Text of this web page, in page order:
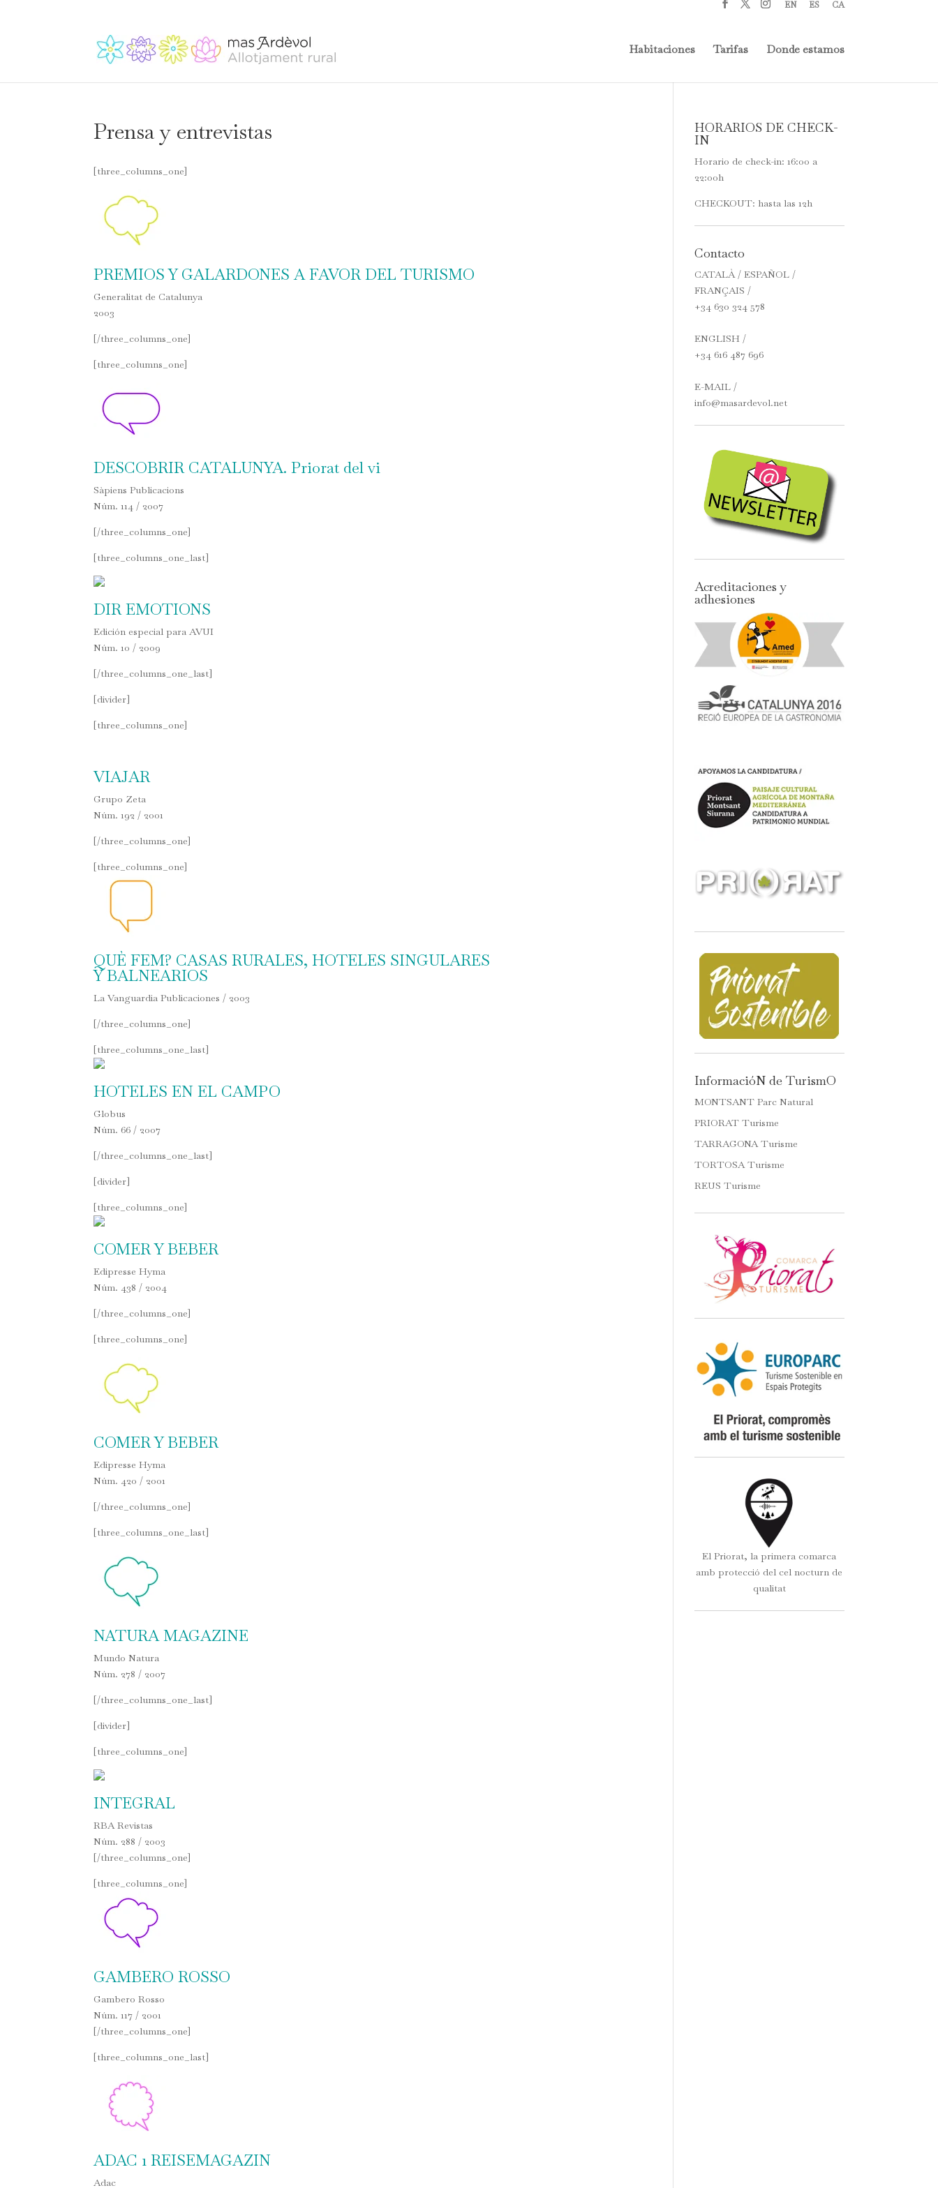
EN ES CA
Habitaciones Tarifas Donde estamos
Prensa y entrevistas
[three_columns_one]
PREMIOS Y GALARDONES A FAVOR DEL TURISMO
Generalitat de Catalunya
2003
[/three_columns_one]
[three_columns_one]
DESCOBRIR CATALUNYA. Priorat del vi
Sàpiens Publicacions
Núm. 114 / 2007
[/three_columns_one]
[three_columns_one_last]
DIR EMOTIONS
Edición especial para AVUI
Núm. 10 / 2009
[/three_columns_one_last]
[divider]
[three_columns_one]
VIAJAR
Grupo Zeta
Núm. 192 / 2001
[/three_columns_one]
[three_columns_one]
QUÈ FEM? CASAS RURALES, HOTELES SINGULARES
Y BALNEARIOS
La Vanguardia Publicaciones / 2003
[/three_columns_one]
[three_columns_one_last]
HOTELES EN EL CAMPO
Globus
Núm. 66 / 2007
[/three_columns_one_last]
[divider]
[three_columns_one]
COMER Y BEBER
Edipresse Hyma
Núm. 438 / 2004
[/three_columns_one]
[three_columns_one]
COMER Y BEBER
Edipresse Hyma
Núm. 420 / 2001
[/three_columns_one]
[three_columns_one_last]
NATURA MAGAZINE
Mundo Natura
Núm. 278 / 2007
[/three_columns_one_last]
[divider]
[three_columns_one]
INTEGRAL
RBA Revistas
Núm. 288 / 2003
[/three_columns_one]
[three_columns_one]
GAMBERO ROSSO
Gambero Rosso
Núm. 117 / 2001
[/three_columns_one]
[three_columns_one_last]
ADAC ı REISEMAGAZIN
Adac
HORARIOS DE CHECK-
IN
Horario de check-in: 16:00 a
22:00h
CHECKOUT: hasta las 12h
Contacto
CATALÀ / ESPAÑOL /
FRANÇAIS /
+34 630 324 578
ENGLISH /
+34 616 487 696
E-MAIL /
info@masardevol.net
Acreditaciones y
adhesiones
InformacióN de TurismO
MONTSANT Parc Natural
PRIORAT Turisme
TARRAGONA Turisme
TORTOSA Turisme
REUS Turisme
El Priorat, la primera comarca
amb protecció del cel nocturn de
qualitat